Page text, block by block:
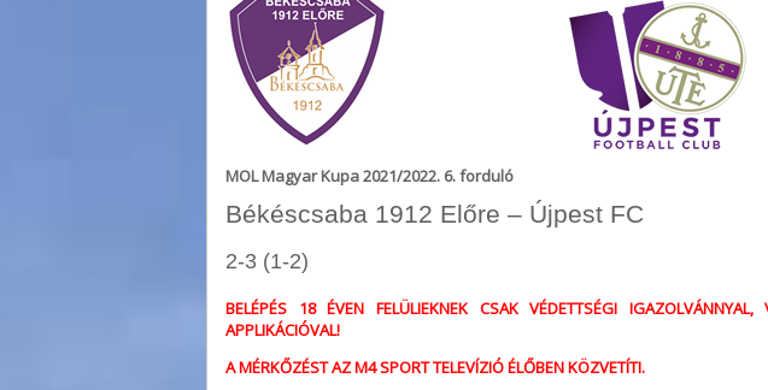
MOL Magyar Kupa 2021/2022. 6. forduló
Békéscsaba 1912 Előre – Újpest FC
2-3 (1-2)
BELÉPÉS 18 ÉVEN FELÜLIEKNEK CSAK VÉDETTSÉGI
APPLIKÁCIÓVAL!
A MÉRKŐZÉST AZ M4 SPORT TELEVÍZIÓ ÉLŐBEN KÖZVETÍTI.